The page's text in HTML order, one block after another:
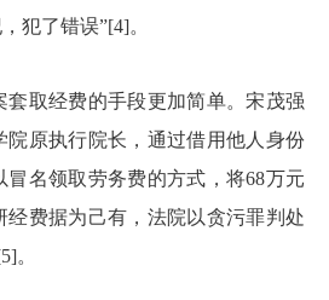
犯了错误”[4]。
套取经费的手段更加简单。宋茂强
院原执行院长，通过借用他人身份
名领取劳务费的方式，将68万元
经费据为己有，法院以贪污罪判处
。